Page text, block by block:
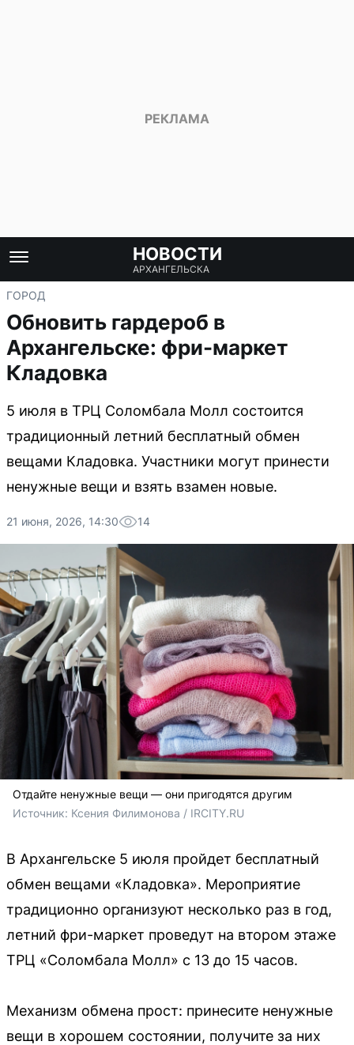
НОВОСТИ
АРХАНГЕЛЬСКА
ГОРОД
Обновить гардероб в
Архангельске: фри-маркет
Кладовка
5 июля в ТРЦ Соломбала Молл состоится
традиционный летний бесплатный обмен
вещами Кладовка. Участники могут принести
ненужные вещи и взять взамен новые.
21 июня, 2026, 14:30 14
Отдайте ненужные вещи — они пригодятся другим
Источник: Ксения Филимонова / IRCITY.RU
В Архангельске 5 июля пройдет бесплатный
обмен вещами «Кладовка». Мероприятие
традиционно организуют несколько раз в год,
летний фри-маркет проведут на втором этаже
ТРЦ «Соломбала Молл» с 13 до 15 часов.
Механизм обмена прост: принесите ненужные
вещи в хорошем состоянии, получите за них